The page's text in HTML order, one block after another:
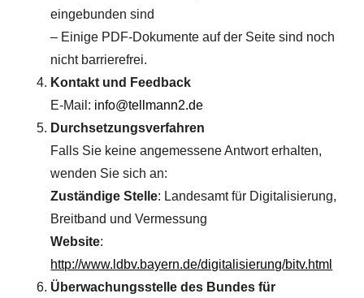
eingebunden sind
– Einige PDF-Dokumente auf der Seite sind noch
nicht barrierefrei.
Kontakt und Feedback
E-Mail: info@tellmann2.de
Durchsetzungsverfahren
Falls Sie keine angemessene Antwort erhalten,
wenden Sie sich an:
Zuständige Stelle: Landesamt für Digitalisierung,
Breitband und Vermessung
Website:
http://www.ldbv.bayern.de/digitalisierung/bitv.html
Überwachungsstelle des Bundes für